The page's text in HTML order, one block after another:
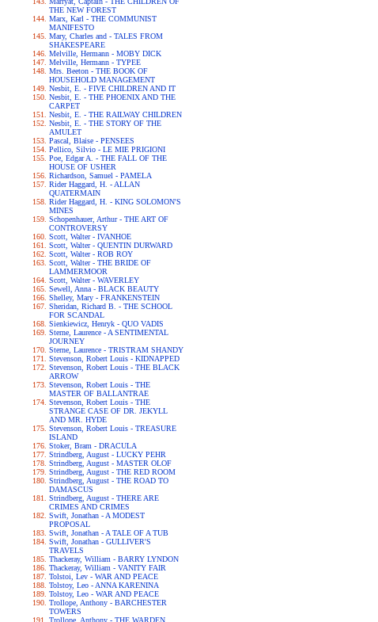
THE NEW FOREST
Marx, Karl - THE COMMUNIST
MANIFESTO
Mary, Charles and - TALES FROM
SHAKESPEARE
Melville, Hermann - MOBY DICK
Melville, Hermann - TYPEE
Mrs. Beeton - THE BOOK OF
HOUSEHOLD MANAGEMENT
Nesbit, E. - FIVE CHILDREN AND IT
Nesbit, E. - THE PHOENIX AND THE
CARPET
Nesbit, E. - THE RAILWAY CHILDREN
Nesbit, E. - THE STORY OF THE
AMULET
Pascal, Blaise - PENSEES
Pellico, Silvio - LE MIE PRIGIONI
Poe, Edgar A. - THE FALL OF THE
HOUSE OF USHER
Richardson, Samuel - PAMELA
Rider Haggard, H. - ALLAN
QUATERMAIN
Rider Haggard, H. - KING SOLOMON'S
MINES
Schopenhauer, Arthur - THE ART OF
CONTROVERSY
Scott, Walter - IVANHOE
Scott, Walter - QUENTIN DURWARD
Scott, Walter - ROB ROY
Scott, Walter - THE BRIDE OF
LAMMERMOOR
Scott, Walter - WAVERLEY
Sewell, Anna - BLACK BEAUTY
Shelley, Mary - FRANKENSTEIN
Sheridan, Richard B. - THE SCHOOL
FOR SCANDAL
Sienkiewicz, Henryk - QUO VADIS
Sterne, Laurence - A SENTIMENTAL
JOURNEY
Sterne, Laurence - TRISTRAM SHANDY
Stevenson, Robert Louis - KIDNAPPED
Stevenson, Robert Louis - THE BLACK
ARROW
Stevenson, Robert Louis - THE
MASTER OF BALLANTRAE
Stevenson, Robert Louis - THE
STRANGE CASE OF DR. JEKYLL
AND MR. HYDE
Stevenson, Robert Louis - TREASURE
ISLAND
Stoker, Bram - DRACULA
Strindberg, August - LUCKY PEHR
Strindberg, August - MASTER OLOF
Strindberg, August - THE RED ROOM
Strindberg, August - THE ROAD TO
DAMASCUS
Strindberg, August - THERE ARE
CRIMES AND CRIMES
Swift, Jonathan - A MODEST
PROPOSAL
Swift, Jonathan - A TALE OF A TUB
Swift, Jonathan - GULLIVER'S
TRAVELS
Thackeray, William - BARRY LYNDON
Thackeray, William - VANITY FAIR
Tolstoi, Lev - WAR AND PEACE
Tolstoy, Leo - ANNA KARENINA
Tolstoy, Leo - WAR AND PEACE
Trollope, Anthony - BARCHESTER
TOWERS
Trollope, Anthony - THE WARDEN